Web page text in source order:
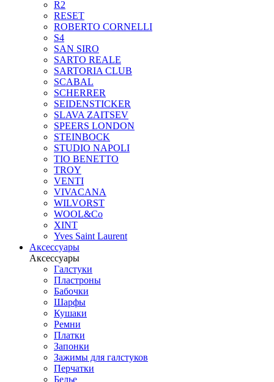
R2
RESET
ROBERTO CORNELLI
S4
SAN SIRO
SARTO REALE
SARTORIA CLUB
SCABAL
SCHERRER
SEIDENSTICKER
SLAVA ZAITSEV
SPEERS LONDON
STEINBOCK
STUDIO NAPOLI
TIO BENETTO
TROY
VENTI
VIVACANA
WILVORST
WOOL&Co
XINT
Yves Saint Laurent
Аксессуары
Аксессуары
Галстуки
Пластроны
Бабочки
Шарфы
Кушаки
Ремни
Платки
Запонки
Зажимы для галстуков
Перчатки
Белье